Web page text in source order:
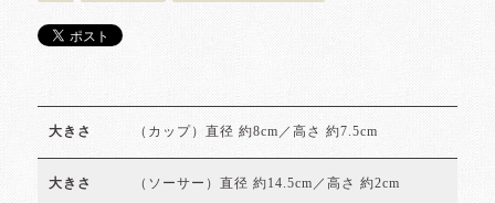
大きさ （カップ）直径 約8cm／高さ 約7.5cm
大きさ （ソーサー）直径 約14.5cm／高さ 約2cm